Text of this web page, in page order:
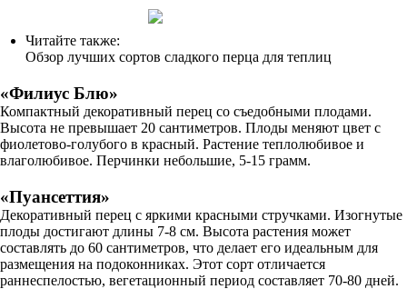
Читайте также:
Обзор лучших сортов сладкого перца для теплиц
«Филиус Блю»
Компактный декоративный перец со съедобными плодами.
Высота не превышает 20 сантиметров. Плоды меняют цвет с
фиолетово-голубого в красный. Растение теплолюбивое и
влаголюбивое. Перчинки небольшие, 5-15 грамм.
«Пуансеттия»
Декоративный перец с яркими красными стручками. Изогнутые
плоды достигают длины 7-8 см. Высота растения может
составлять до 60 сантиметров, что делает его идеальным для
размещения на подоконниках. Этот сорт отличается
раннеспелостью, вегетационный период составляет 70-80 дней.